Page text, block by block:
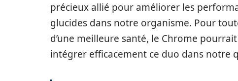
précieux allié pour améliorer les
glucides dans notre organisme. Pour
d’une meilleure santé, le Chrome
intégrer efficacement ce duo dans notre